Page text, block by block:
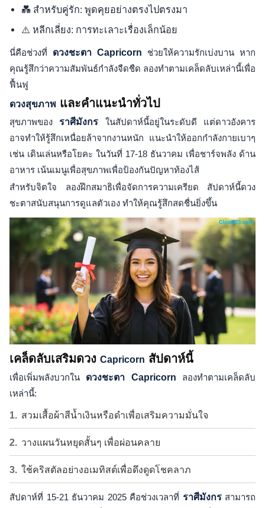
💑 สำหรับคู่รัก: พูดคุยอย่างตรงไปตรงมา
⚠️ หลีกเลี่ยง: การทะเลาะเรื่องเล็กน้อย
นี่คือช่วงที่ ดวงชะตา Capricorn ช่วยให้ความรักเบ่งบาน หาก
คุณรู้สึกว่าความสัมพันธ์กำลังจืดชืด ลองทำตามเคล็ดลับเหล่านี้เพื่อ
ฟื้นฟู
ดวงสุขภาพ และคำแนะนำทั่วไป
สุขภาพของ ราศีมังกร ในสัปดาห์นี้อยู่ในระดับดี แต่ดาวอังคาร
อาจทำให้รู้สึกเหนื่อยล้าจากงานหนัก แนะนำให้ออกกำลังกายเบาๆ
เช่น เดินเล่นหรือโยคะ ในวันที่ 17-18 ธันวาคม เพื่อชาร์จพลัง ด้าน
อาหาร เน้นเมนูเพื่อสุขภาพเพื่อป้องกันปัญหาท้องไส้
สำหรับจิตใจ ลองฝึกสมาธิเพื่อจัดการความเครียด สัปดาห์นี้ดวง
ชะตาสนับสนุนการดูแลตัวเอง ทำให้คุณรู้สึกสดชื่นยิ่งขึ้น
เคล็ดลับเสริมดวง Capricorn สัปดาห์นี้
เพื่อเพิ่มพลังบวกใน ดวงชะตา Capricorn ลองทำตามเคล็ดลับ
เหล่านี้:
สวมเสื้อผ้าสีน้ำเงินหรือดำเพื่อเสริมความมั่นใจ
วางแผนวันหยุดสั้นๆ เพื่อผ่อนคลาย
ใช้คริสตัลอย่างอเมทิสต์เพื่อดึงดูดโชคลาภ
สัปดาห์ที่ 15-21 ธันวาคม 2025 คือช่วงเวลาที่ ราศีมังกรสามารถ